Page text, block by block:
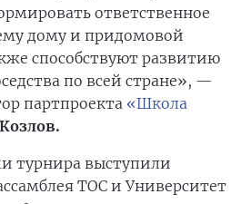
ответственное
дому и придомовой
способствуют развитию
по всей стране», —
партпроекта «Школа
турнира выступили
ТОС и Университет